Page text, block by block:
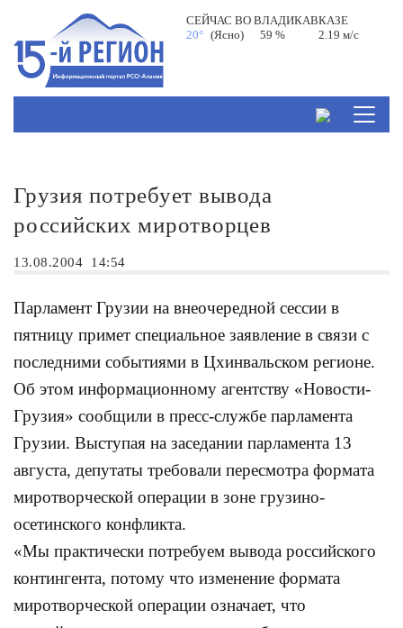
СЕЙЧАС ВОВЛАДИКАВКАЗЕ
20° (Ясно) 59 % 2.19 м/с
Грузия потребует вывода
российских миротворцев
13.08.2004 14:54
Парламент Грузии на внеочередной сессии в
пятницу примет специальное заявление в связи с
последними событиями в Цхинвальском регионе.
Об этом информационному агентству «Новости-
Грузия» сообщили в пресс-службе парламента
Грузии. Выступая на заседании парламента 13
августа, депутаты требовали пересмотра формата
миротворческой операции в зоне грузино-
осетинского конфликта.
«Мы практически потребуем вывода российского
контингента, потому что изменение формата
миротворческой операции означает, что